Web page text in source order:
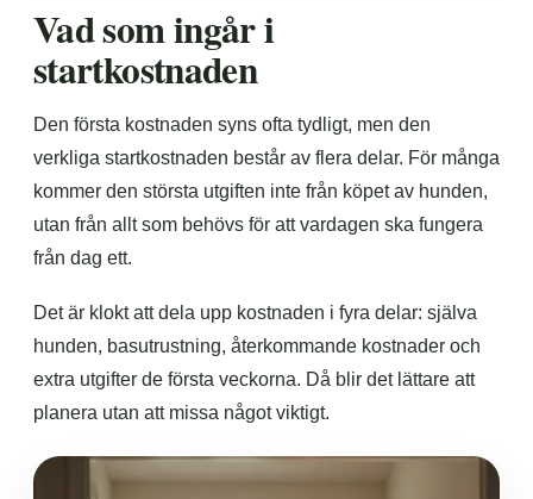
Vad som ingår i
startkostnaden
Den första kostnaden syns ofta tydligt, men den
verkliga startkostnaden består av flera delar. För många
kommer den största utgiften inte från köpet av hunden,
utan från allt som behövs för att vardagen ska fungera
från dag ett.
Det är klokt att dela upp kostnaden i fyra delar: själva
hunden, basutrustning, återkommande kostnader och
extra utgifter de första veckorna. Då blir det lättare att
planera utan att missa något viktigt.